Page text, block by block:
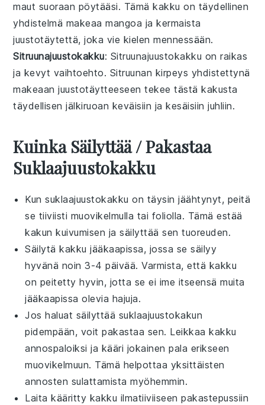
maut suoraan pöytääsi. Tämä kakku on täydellinen
yhdistelmä makeaamangoa ja kermaista
juustotäytettä, joka vie kielen mennessään.
Sitruunajuustokakku: Sitruunajuustokakku on raikas
ja kevyt vaihtoehto. Sitruunan kirpeys yhdistettynä
makeaanjuustotäytteeseen tekee tästä kakusta
täydellisen jälkiruoan keväisiin ja kesäisiin juhliin.
Kuinka Säilyttää / Pakastaa
Suklaajuustokakku
Kunsuklaajuustokakku on täysin jäähtynyt, peitä
se tiiviisti muovikelmulla tai foliolla. Tämä estää
kakun kuivumisen ja säilyttää sen tuoreuden.
Säilytä kakku jääkaapissa, jossa se säilyy
hyvänä noin 3-4 päivää. Varmista, että kakku
on peitetty hyvin, jotta se ei ime itseensä muita
jääkaapissa olevia hajuja.
Jos haluat säilyttää suklaajuustokakun
pidempään, voit pakastaa sen. Leikkaa kakku
annospaloiksi ja kääri jokainen pala erikseen
muovikelmuun. Tämä helpottaa yksittäisten
annosten sulattamista myöhemmin.
Laita kääritty kakku ilmatiiviiseen pakastepussiin